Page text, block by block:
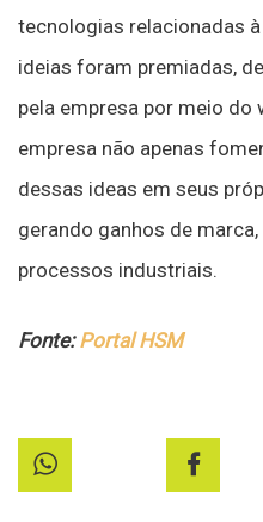
tecnologias relacionadas
ideias foram premiadas,
pela empresa por meio do
empresa não apenas
dessas ideas em seus
gerando ganhos de
processos industriais.
Fonte:Portal HSM